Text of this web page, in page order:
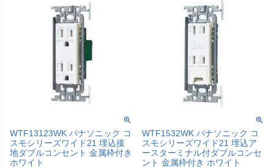
WTF13123WK パナソニック コ
スモシリーズワイド21 埋込接
地ダブルコンセント 金属枠付き
ホワイト
WTF1532WK パナソニック コ
スモシリーズワイド21 埋込ア
ースターミナル付ダブルコンセ
ント 金属枠付き ホワイト